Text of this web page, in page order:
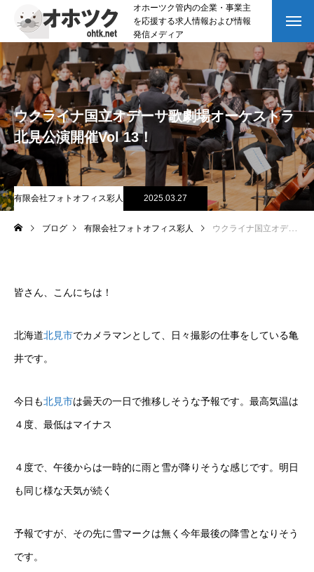
オホーツク管内の企業・事業主
を応援する求人情報および情報
発信メディア
ウクライナ国立オデーサ歌劇場オーケストラ
北見公演開催Vol 13！
有限会社フォトオフィス彩人 2025.03.27
ブログ 有限会社フォトオフィス彩人 ウクライナ国立オデーサ歌劇場オーケストラ北見公演開催Vol 13！
皆さん、こんにちは！
北海道北見市でカメラマンとして、日々撮影の仕事をしている亀
井です。
今日も北見市は曇天の一日で推移しそうな予報です。最高気温は
４度、最低はマイナス
４度で、午後からは一時的に雨と雪が降りそうな感じです。明日
も同じ様な天気が続く
予報ですが、その先に雪マークは無く今年最後の降雪となりそう
です。